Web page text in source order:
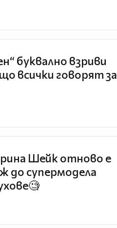
буквално взриви
всички говорят за
Шейк отново е
до супермодела